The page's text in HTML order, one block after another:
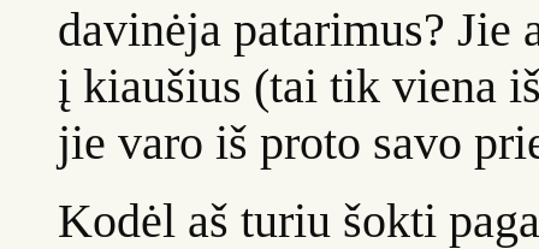
davinėja patarimus? Jie
į kiaušius (tai tik viena
jie varo iš proto savo
Kodėl aš turiu šokti